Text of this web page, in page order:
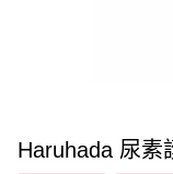
Haruhada 尿素